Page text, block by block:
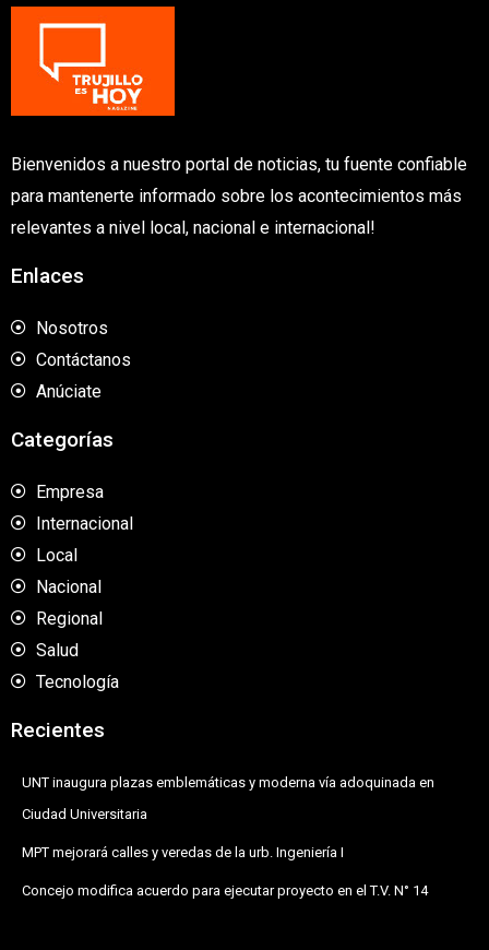
Bienvenidos a nuestro portal de noticias, tu fuente confiable
para mantenerte informado sobre los acontecimientos más
relevantes a nivel local, nacional e internacional!
Enlaces
Nosotros
Contáctanos
Anúciate
Categorías
Empresa
Internacional
Local
Nacional
Regional
Salud
Tecnología
Recientes
UNT inaugura plazas emblemáticas y moderna vía adoquinada en
Ciudad Universitaria
MPT mejorará calles y veredas de la urb. Ingeniería I
Concejo modifica acuerdo para ejecutar proyecto en el T.V. N° 14